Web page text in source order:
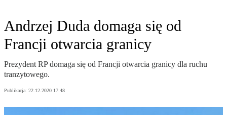
Andrzej Duda domaga się od
Francji otwarcia granicy
Prezydent RP domaga się od Francji otwarcia granicy dla ruchu
tranzytowego.
Publikacja: 22.12.2020 17:48